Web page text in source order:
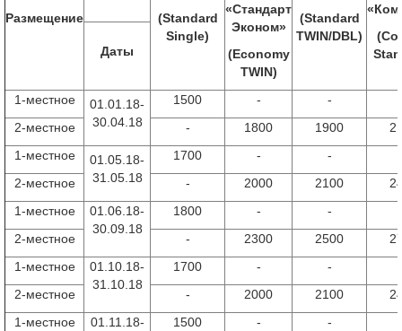
Размещение
(Standard
Single)
«Стандарт
Эконом»
(Economy
TWIN)
(Standard
TWIN/DBL)
(
Даты
1-местное
01.01.18-
30.04.18
1500 - -
2-местное
- 1800 1900
1-местное
01.05.18-
31.05.18
1700 - -
2-местное
- 2000 2100
1-местное
01.06.18-
30.09.18
1800 - -
2-местное
- 2300 2500
1-местное
01.10.18-
31.10.18
1700 - -
2-местное
- 2000 2100
1-местное
01.11.18-
1500 - -